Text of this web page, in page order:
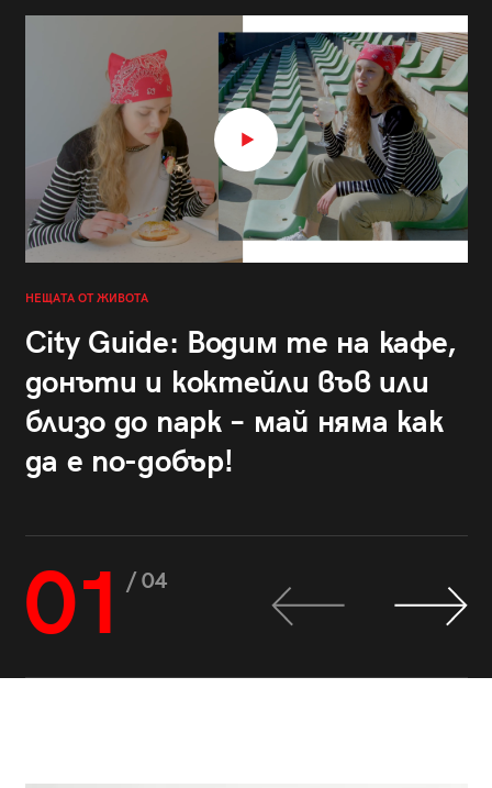
НЕЩАТА ОТ ЖИВОТА
City Guide: Водим те на кафе,
донъти и коктейли във или
близо до парк – май няма как
да е по-добър!
01 / 04